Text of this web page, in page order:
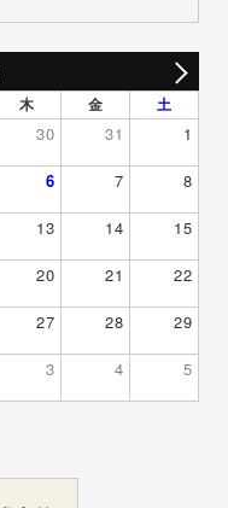
木 金 土
30 31 1
6 7 8
13 14 15
20 21 22
27 28 29
3 4 5